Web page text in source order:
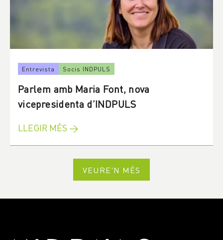
Entrevista Socis INDPULS
Parlem amb Maria Font, nova
vicepresidenta d’INDPULS
LLEGIR MÉS →
VEURE'N MÉS